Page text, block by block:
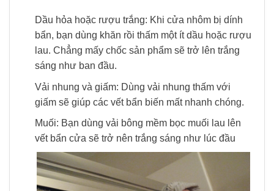
Dầu hỏa hoặc rượu trắng: Khi cửa nhôm bị dính
bẩn, bạn dùng khăn rồi thấm một ít dầu hoặc rượu
lau. Chẳng mấy chốc sản phẩm sẽ trở lên trắng
sáng như ban đầu.
Vải nhung và giấm: Dùng vải nhung thấm với
giấm sẽ giúp các vết bẩn biến mất nhanh chóng.
Muối: Bạn dùng vải bông mềm bọc muối lau lên
vết bẩn cửa sẽ trở nên trắng sáng như lúc đầu